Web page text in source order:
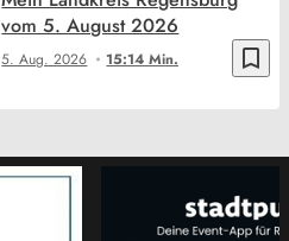
bookmark_border
5. Aug. 2026 15:14 Min.
vom 5. August 2026